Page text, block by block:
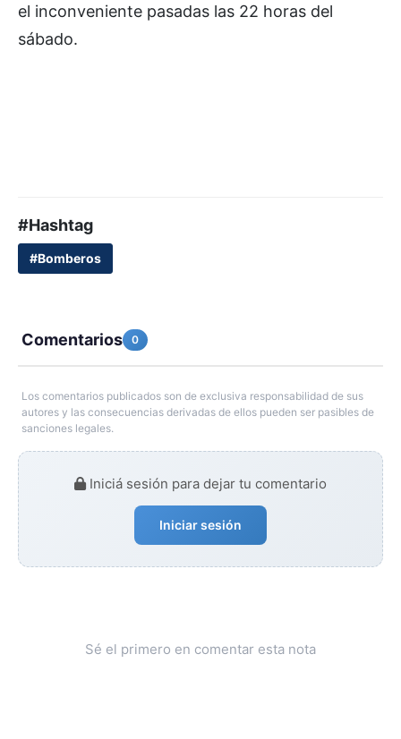
el inconveniente pasadas las 22 horas del
sábado.
#Hashtag
#Bomberos
Comentarios 0
Los comentarios publicados son de exclusiva responsabilidad de sus
autores y las consecuencias derivadas de ellos pueden ser pasibles de
sanciones legales.
Iniciá sesión para dejar tu comentario
Iniciar sesión
Sé el primero en comentar esta nota